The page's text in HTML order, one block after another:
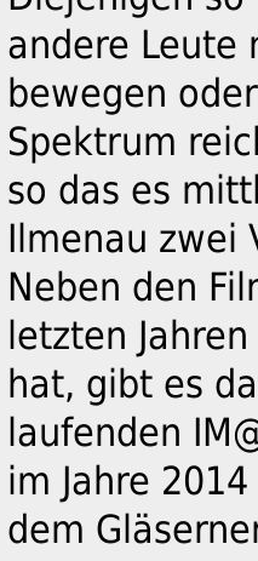
andere Leute
bewegen
Spektrum
so das es
Ilmenau zwei
Neben den
letzten
hat, gibt es
laufenden
im Jahre
dem